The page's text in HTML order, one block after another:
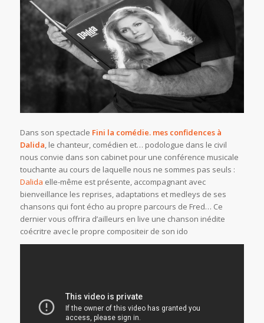
Dans son spectacle Fini la comédie. mes confidences à
Dalida, le chanteur, comédien et… podologue dans le civil
nous convie dans son cabinet pour une conférence musicale
touchante au cours de laquelle nous ne sommes pas seuls :
Dalida elle-même est présente, accompagnant avec
bienveillance les reprises, adaptations et medleys de ses
chansons qui font écho au propre parcours de Fred… Ce
dernier vous offrira d’ailleurs en live une chanson inédite
coécritre avec le propre compositeir de son ido